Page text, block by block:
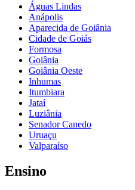
Águas Lindas
Anápolis
Aparecida de Goiânia
Cidade de Goiás
Formosa
Goiânia
Goiânia Oeste
Inhumas
Itumbiara
Jataí
Luziânia
Senador Canedo
Uruaçu
Valparaíso
Ensino